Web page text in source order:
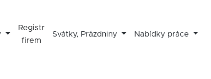
Registr
firem
Svátky, Prázdniny Nabídky práce